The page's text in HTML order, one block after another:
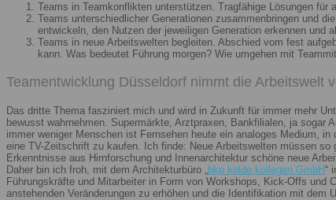
Teams in Teamkonflikten unterstützen. Tragfähige Lösungen
Teams unterschiedlicher Generationen zusammenbringen und
entwickeln, den Nutzen der jeweiligen Generation erkennen und
Teams in neue Arbeitswelten begleiten. Abschied vom fest
kann. Was bedeutet Führung morgen? Wie umgehen mit
Teamentwicklung Düsseldorf nimmt die Arbeitswelt
Das dritte Thema fasziniert mich und wird in Zukunft für immer mehr
bewusst wahrnehmen. Supermärkte, Arztpraxen, Bankfilialen, ja
immer weniger Menschen ist Fernsehen heute ein analoges Medium,
eine TV-Zeitschrift zu kaufen. Ich finde: Neue Arbeitswelten müssen
Erkenntnisse aus Hirnforschung und Innenarchitektur schöne neue
Daher bin ich froh, mit dem Architekturbüro „bkp kolde kollegen GmbH“
Führungskräfte und Mitarbeiter in Form von Workshops, Kick-Offs
anstehenden Veränderungen zu erhöhen und die Identifikation mit dem